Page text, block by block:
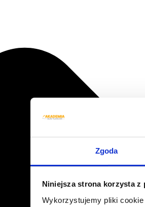
Zgoda
Niniejsza strona korzysta z
Wykorzystujemy pliki